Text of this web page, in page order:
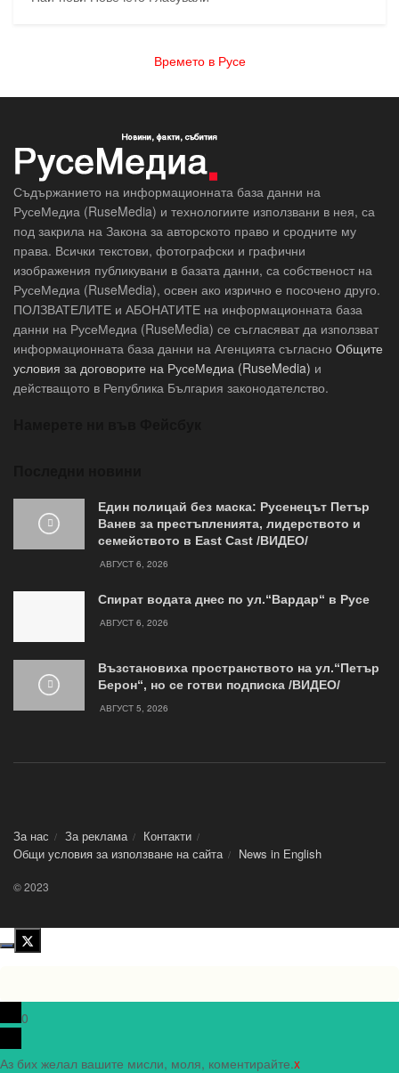
Времето в Русе
Съдържанието на информационната база данни на
РусеМедиа (RuseMedia) и технологиите използвани в нея, са
под закрила на Закона за авторското право и сродните му
права. Всички текстови, фотографски и графични
изображения публикувани в базата данни, са собственост на
РусеМедиа (RuseMedia), освен ако изрично е посочено друго.
ПОЛЗВАТЕЛИТЕ и АБОНАТИТЕ на информационната база
данни на РусеМедиа (RuseMedia) се съгласяват да използват
информационната база данни на Агенцията съгласно Общите
условия за договорите на РусеМедиа (RuseMedia) и
действащото в Република България законодателство.
Един полицай без маска: Русенецът Петър
Ванев за престъпленията, лидерството и
семейството в East Cast /ВИДЕО/
АВГУСТ 6, 2026
Спират водата днес по ул.“Вардар“ в Русе
АВГУСТ 6, 2026
Възстановиха пространството на ул.“Петър
Берон“, но се готви подписка /ВИДЕО/
АВГУСТ 5, 2026
За нас За реклама
Контакти
Общи условия за използване на сайта
News in Еnglish
© 2023
0
Аз бих желал вашите мисли, моля, коментирайте.x